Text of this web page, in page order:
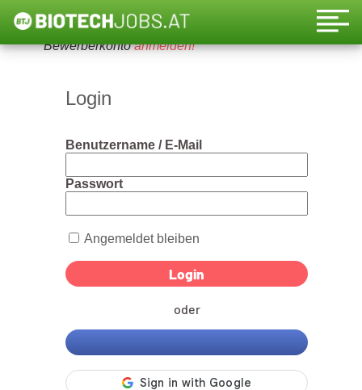
Um diese Funktion nutzen zu können, bitte ein
Bewerberkontoanmelden!
Login
Benutzername / E-Mail
Passwort
Angemeldet bleiben
oder